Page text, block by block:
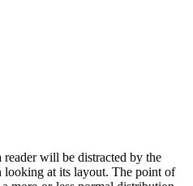
reader will be distracted by the
looking at its layout. The point of